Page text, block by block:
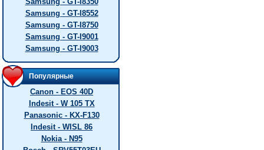
Samsung - GT-I8552
Samsung - GT-I8750
Samsung - GT-I9001
Samsung - GT-I9003
Популярные
Canon - EOS 40D
Indesit - W 105 TX
Panasonic - KX-F130
Indesit - WISL 86
Nokia - N95